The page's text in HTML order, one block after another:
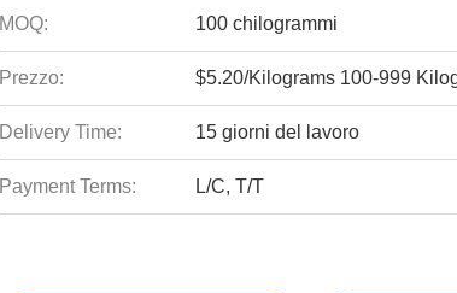
MOQ: 100 chilogrammi
Prezzo: $5.20/Kilograms 100-999
Delivery Time: 15 giorni del lavoro
Payment Terms: L/C, T/T